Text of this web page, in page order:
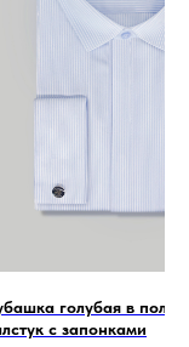
голубая в
с запонками